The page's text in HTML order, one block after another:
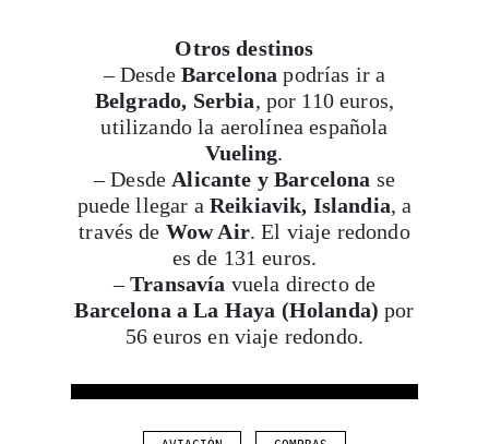
Otros destinos
– Desde Barcelona podrías ir a
Belgrado, Serbia, por 110 euros,
utilizando la aerolínea española
Vueling.
– Desde Alicante y Barcelona se
puede llegar a Reikiavik, Islandia, a
través de Wow Air. El viaje redondo
es de 131 euros.
–Transavía vuela directo de
Barcelona a La Haya (Holanda) por
56 euros en viaje redondo.